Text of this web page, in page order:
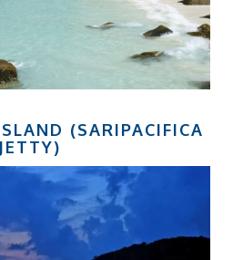
(SARIPACIFICA
JETTY)